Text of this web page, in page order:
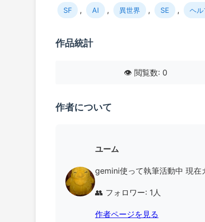
SF , AI , 異世界 , SE , ヘル
作品統計
👁️ 閲覧数: 0
作者について
ユーム
gemini使って執筆活動中 現
👥 フォロワー: 1人
作者ページを見る